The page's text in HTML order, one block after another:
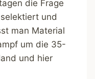
die Frage
und
man Material
um die 35-
und hier